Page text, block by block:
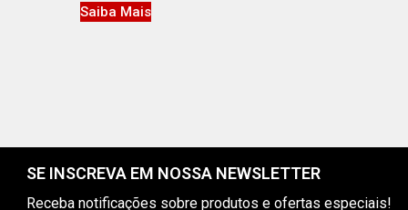
Saiba Mais
SE INSCREVA EM NOSSA NEWSLETTER
Receba notificações sobre produtos e ofertas especiais!